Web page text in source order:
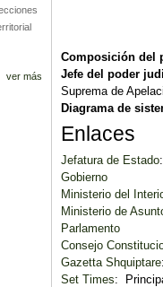
Composición del
Jefe del poder
Suprema de
Diagrama de
Enlaces
Jefatura de Estado
Gobierno
Ministerio del
Ministerio de
Parlamento
Consejo
Gazetta Shquiptare
Set Times:
ver más